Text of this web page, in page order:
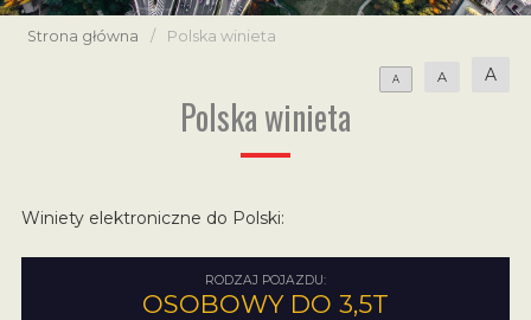
Strona główna / Polska winieta
A A A
Polska winieta
Winiety elektroniczne do Polski:
RODZAJ POJAZDU:
OSOBOWY DO 3,5T